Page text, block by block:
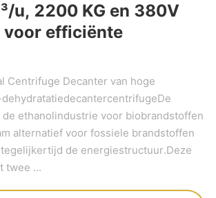
u, 2200 KG en 380V
voor efficiënte
Centrifuge Decanter van hoge
ethanolindustrie voor biobrandstoffen
alternatief voor fossiele brandstoffen
de energiestructuur.Deze
twee ...